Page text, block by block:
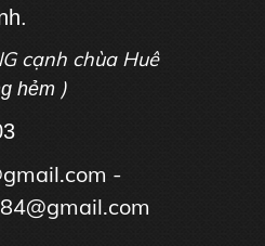
cạnh chùa Huê
hẻm )
-